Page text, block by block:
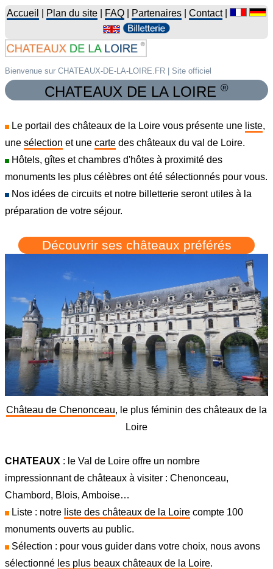
Accueil Plan du site FAQ Partenaires Contact|
Bienvenue sur CHATEAUX-DE-LA-LOIRE.FR | Site officiel
CHATEAUX DE LA LOIRE ®
Le portail des châteaux de la Loire vous présente une liste,
une sélection et une carte des châteaux du val de Loire.
Hôtels, gîtes et chambres d'hôtes à proximité des
monuments les plus célèbres ont été sélectionnés pour vous.
Nos idées de circuits et notre billetterie seront utiles à la
préparation de votre séjour.
Découvrir ses châteaux préférés
Château de Chenonceau, le plus féminin des châteaux de la
Loire
CHATEAUX : le Val de Loire offre un nombre
impressionnant de châteaux à visiter : Chenonceau,
Chambord, Blois, Amboise…
Liste : notre liste des châteaux de la Loire compte 100
monuments ouverts au public.
Sélection : pour vous guider dans votre choix, nous avons
sélectionné les plus beaux châteaux de la Loire.